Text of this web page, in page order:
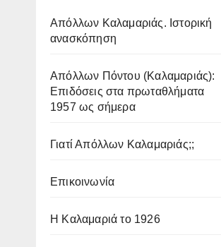
Απόλλων Καλαμαριάς. Iστορική
ανασκόπηση
Απόλλων Πόντου (Καλαμαριάς):
Επιδόσεις στα πρωταθλήματα
1957 ως σήμερα
Γιατί Απόλλων Καλαμαριάς;;
Επικοινωνία
Η Καλαμαριά το 1926